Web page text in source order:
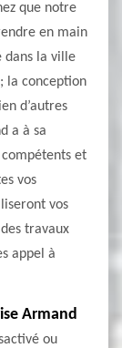
que notre
en main
dans la ville
la conception
d’autres
a à sa
et
vos
vos
travaux
appel à
Armand
ou